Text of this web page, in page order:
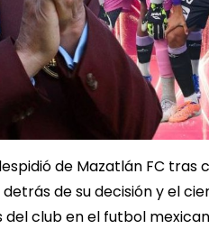
de Mazatlán FC
de su decisión y el
del club en el futbol